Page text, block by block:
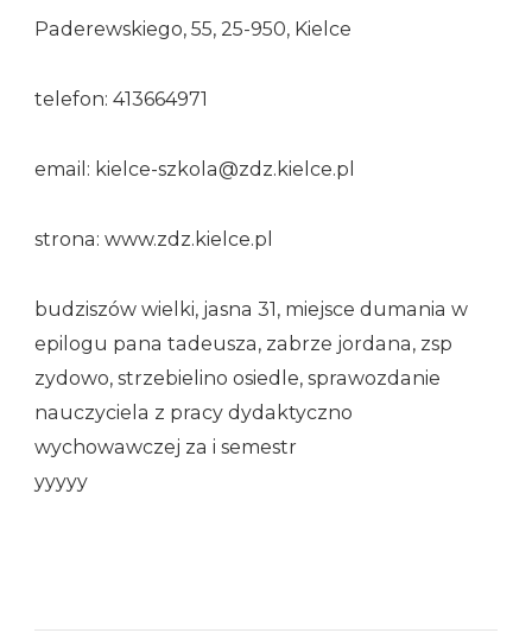
Paderewskiego, 55, 25-950, Kielce
telefon: 413664971
email: kielce-szkola@zdz.kielce.pl
strona: www.zdz.kielce.pl
budziszów wielki, jasna 31, miejsce dumania w
epilogu pana tadeusza, zabrze jordana, zsp
zydowo, strzebielino osiedle, sprawozdanie
nauczyciela z pracy dydaktyczno
wychowawczej za i semestr
yyyyy